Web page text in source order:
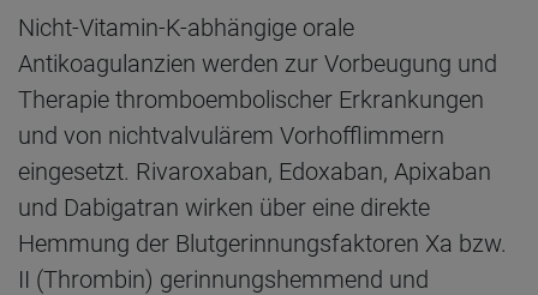
Nicht-Vitamin-K-abhängige orale
Antikoagulanzien werden zur Vorbeugung und
Therapie thromboembolischer Erkrankungen
und von nichtvalvulärem Vorhofflimmern
eingesetzt. Rivaroxaban, Edoxaban, Apixaban
und Dabigatran wirken über eine direkte
Hemmung der Blutgerinnungsfaktoren Xa bzw.
II (Thrombin) gerinnungshemmend und